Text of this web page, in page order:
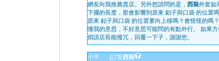
網友向我推薦貴店。另外想請問的是， 西裝外套如
下擺的長度，那會影響到原來 釦子與口袋 的位置
原來 釦子與口袋 的位置要向上移嗎？會怪怪的嗎
懂我的意思，不好意思可能問的有點外行。 如果
煩請店長能撥冗，回覆一下子，謝謝您。
小羊 訂製西裝